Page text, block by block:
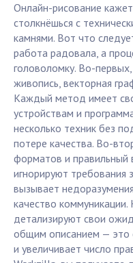
Онлайн-рисование
столкнёшься с
камнями. Вот что
работа радовала, а
головоломку. Во-
живопись, векторная
Каждый метод имеет
устройствам и
несколько техник без
потере качества. Во-
форматов и правильный
игнорируют требования
вызывает
качество коммуникации.
детализируют свои
общим описанием — это
и увеличивает число